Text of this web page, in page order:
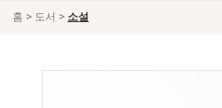
홈 > 도서 > 소설